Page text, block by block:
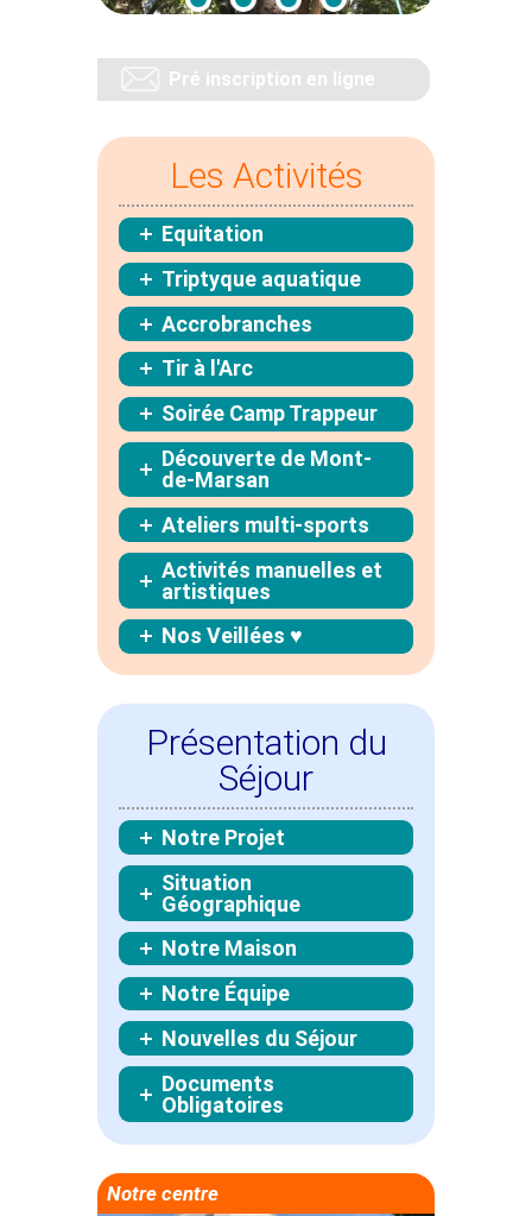
Pré inscription en ligne
Les Activités
Equitation
Triptyque aquatique
Accrobranches
Tir à l'Arc
Soirée Camp Trappeur
Découverte de Mont-
de-Marsan
Ateliers multi-sports
Activités manuelles et
artistiques
Nos Veillées ♥
Présentation du
Séjour
Notre Projet
Situation
Géographique
Notre Maison
Notre Équipe
Nouvelles du Séjour
Documents
Obligatoires
Notre centre